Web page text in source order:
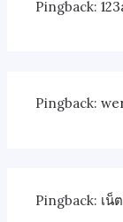
Pingback:
Pingback:
Pingback: เน็